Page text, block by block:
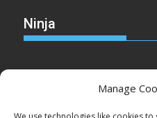
Manage
Ninja